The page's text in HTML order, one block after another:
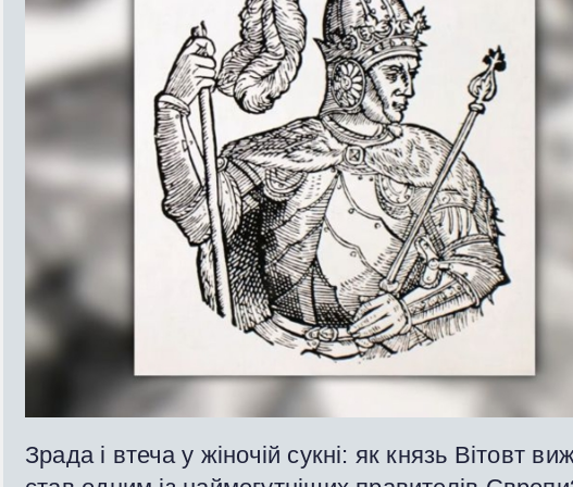
Зрада і втеча у жіночій сукні: як князь Вітовт